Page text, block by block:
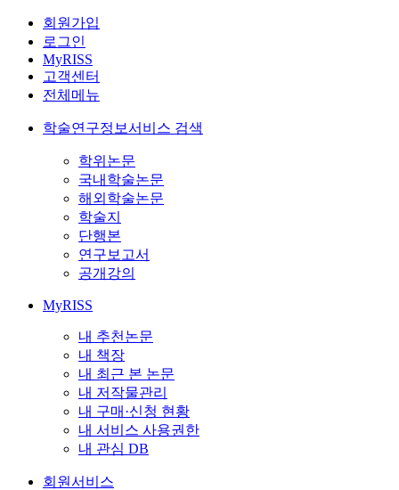
회원가입
로그인
MyRISS
고객센터
전체메뉴
학술연구정보서비스 검색
학위논문
국내학술논문
해외학술논문
학술지
단행본
연구보고서
공개강의
MyRISS
내 추천논문
내 책장
내 최근 본 논문
내 저작물관리
내 구매·신청 현황
내 서비스 사용권한
내 관심 DB
회원서비스